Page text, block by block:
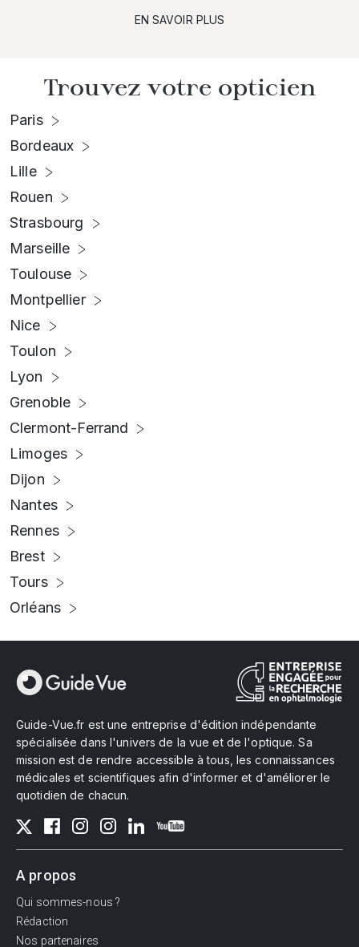
EN SAVOIR PLUS
Trouvez votre opticien
Paris
Bordeaux
Lille
Rouen
Strasbourg
Marseille
Toulouse
Montpellier
Nice
Toulon
Lyon
Grenoble
Clermont-Ferrand
Limoges
Dijon
Nantes
Rennes
Brest
Tours
Orléans
Guide-Vue.fr est une entreprise d'édition indépendante
spécialisée dans l'univers de la vue et de l'optique. Sa
mission est de rendre accessible à tous, les connaissances
médicales et scientifiques afin d'informer et d'améliorer le
quotidien de chacun.
A propos
Qui sommes-nous ?
Rédaction
Nos partenaires